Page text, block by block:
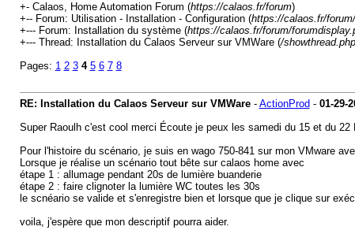
+- Calaos, Home Automation Forum (https://calaos.fr/forum)
+-- Forum: Utilisation - Installation - Configuration (https://calaos.fr/
+--- Forum: Installation du système (https://calaos.fr/forum/
+--- Thread: Installation du Calaos Serveur sur VMWare (/
Pages: 1 2 3 4 5 6 7 8
RE: Installation du Calaos Serveur sur VMWare- ActionProd - 01-29-
Super Raoulh c'est cool merci Écoute je peux les samedi du 15 et du
Pour l'histoire du scénario, je suis en wago 750-841 sur mon VMware
Lorsque je réalise un scénario tout bête sur calaos home avec
étape 1 : allumage pendant 20s de lumière buanderie
étape 2 : faire clignoter la lumière WC toutes les 30s
le scnéario se valide et s'enregistre bien et lorsque que je clique sur
voila, j'espère que mon descriptif pourra aider.